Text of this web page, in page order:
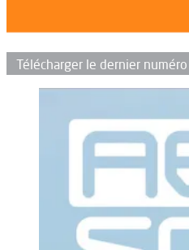
Télécharger le dernier numéro